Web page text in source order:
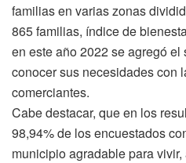
familias en varias zonas
865 familias, índice de
en este año 2022 se agregó el
conocer sus necesidades con
comerciantes.
Cabe destacar, que en los
98,94% de los encuestados
municipio agradable para